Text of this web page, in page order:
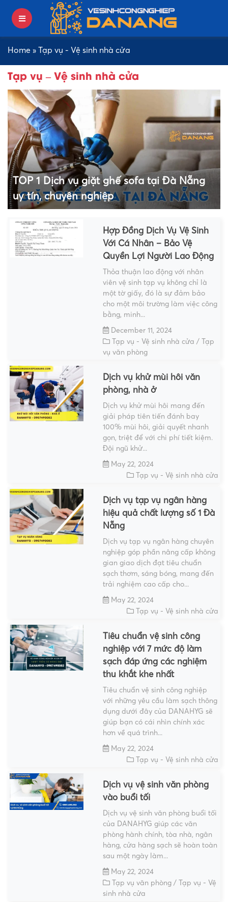
Home » Tạp vụ - Vệ sinh nhà cửa
Tạp vụ – Vệ sinh nhà cửa
TOP 1 Dịch vụ giặt ghế sofa tại Đà Nẵng
uy tín, chuyên nghiệp
Hợp Đồng Dịch Vụ Vệ Sinh
Với Cá Nhân – Bảo Vệ
Quyền Lợi Người Lao Động
Thỏa thuận lao động với nhân
viên vệ sinh tạp vụ không chỉ là
một tờ giấy, đó là sự đảm bảo
cho một môi trường làm việc công
bằng, minh...
December 11, 2024
Tạp vụ - Vệ sinh nhà cửa /Tạp
vụ văn phòng
Dịch vụ khử mùi hôi văn
phòng, nhà ở
Dịch vụ khử mùi hôi mang đến
giải pháp tiên tiến đánh bay
100% mùi hôi, giải quyết nhanh
gọn, triệt để với chi phí tiết kiệm.
Đội ngũ khử...
May 22, 2024
Tạp vụ - Vệ sinh nhà cửa
Dịch vụ tạp vụ ngân hàng
hiệu quả chất lượng số 1 Đà
Nẵng
Dịch vụ tạp vụ ngân hàng chuyên
nghiệp góp phần nâng cấp không
gian giao dịch đạt tiêu chuẩn
sạch thơm, sáng bóng, mang đến
trải nghiệm cao cấp cho...
May 22, 2024
Tạp vụ - Vệ sinh nhà cửa
Tiêu chuẩn vệ sinh công
nghiệp với 7 mức độ làm
sạch đáp ứng các nghiệm
thu khắt khe nhất
Tiêu chuẩn vệ sinh công nghiệp
với những yêu cầu làm sạch thông
dụng dưới đây của DANAHYG sẽ
giúp bạn có cái nhìn chính xác
hơn về quá trình...
May 22, 2024
Tạp vụ - Vệ sinh nhà cửa
Dịch vụ vệ sinh văn phòng
vào buổi tối
Dịch vụ vệ sinh văn phòng buổi tối
của DANAHYG giúp các văn
phòng hành chính, tòa nhà, ngân
hàng, cửa hàng sạch sẽ hoàn toàn
sau một ngày làm...
May 22, 2024
Tạp vụ văn phòng /Tạp vụ - Vệ
sinh nhà cửa